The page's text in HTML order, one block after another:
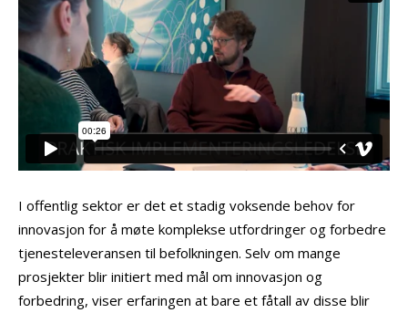
I offentlig sektor er det et stadig voksende behov for
innovasjon for å møte komplekse utfordringer og forbedre
tjenesteleveransen til befolkningen. Selv om mange
prosjekter blir initiert med mål om innovasjon og
forbedring, viser erfaringen at bare et fåtall av disse blir